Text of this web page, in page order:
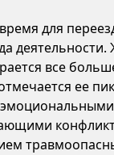
для
деятельности.
все
ее